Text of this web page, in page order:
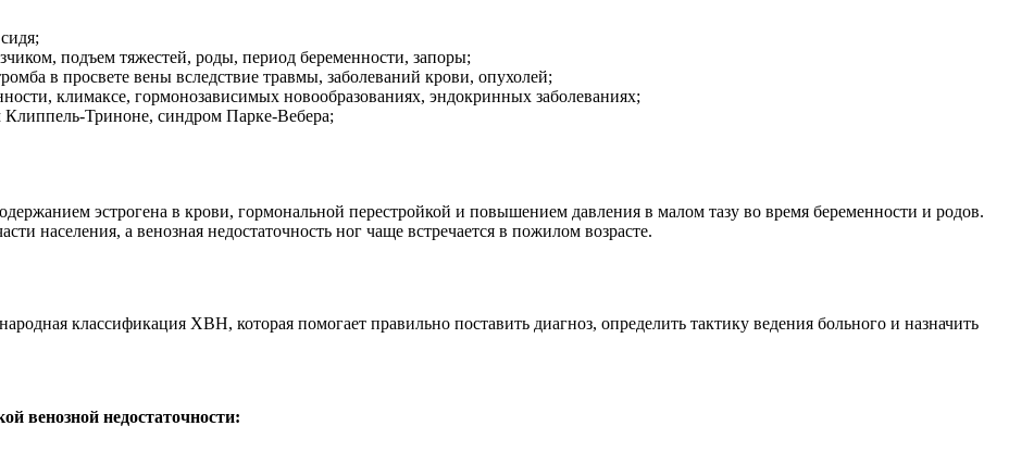
подъем тяжестей, роды, период беременности, запоры;
в просвете вены вследствие травмы, заболеваний крови, опухолей;
климаксе, гормонозависимых новообразованиях, эндокринных заболеваниях;
Триноне, синдром Парке-Вебера;
эстрогена в крови, гормональной перестройкой и повышением давления в малом тазу во время беременности и родов.
населения, а венозная недостаточность ног чаще встречается в пожилом возрасте.
классификация ХВН, которая помогает правильно поставить диагноз, определить тактику ведения больного и назначить
венозной недостаточности: